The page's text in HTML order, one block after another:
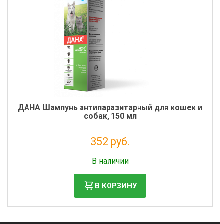
ДАНА Шампунь антипаразитарный для кошек и
собак, 150 мл
352 руб.
В наличии
В КОРЗИНУ